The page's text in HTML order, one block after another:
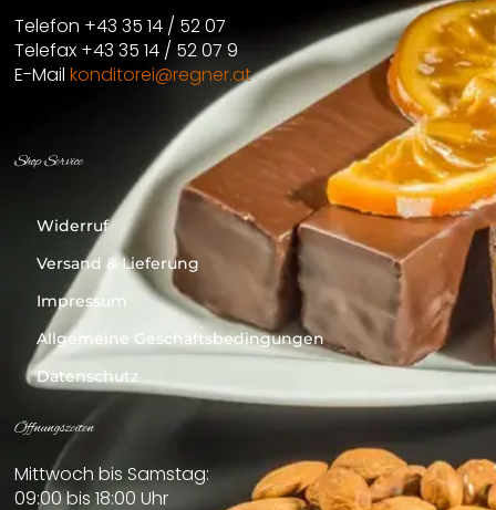
Telefon +43 35 14 / 52 07
Telefax +43 35 14 / 52 07 9
E-Mail konditorei@regner.at
Shop Service
Widerruf
Versand & Lieferung
Impressum
Allgemeine Geschäftsbedingungen
Datenschutz
Öffnungszeiten
Mittwoch bis Samstag:
09:00 bis 18:00 Uhr